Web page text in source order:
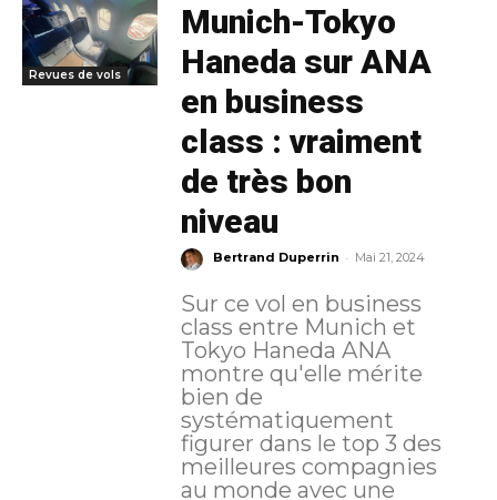
Revues de vols
Munich-Tokyo
Haneda sur ANA
en business
class : vraiment
de très bon
niveau
Bertrand Duperrin - Mai 21, 2024
Sur ce vol en business
class entre Munich et
Tokyo Haneda ANA
montre qu'elle mérite
bien de
systématiquement
figurer dans le top 3 des
meilleures compagnies
au monde avec une